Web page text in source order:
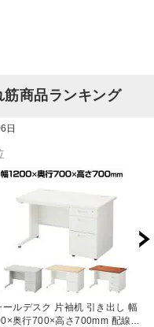
筋商品ランキング
日
ールデスク 片袖机 引き出し 幅
奥行700×高さ700mm 配線穴